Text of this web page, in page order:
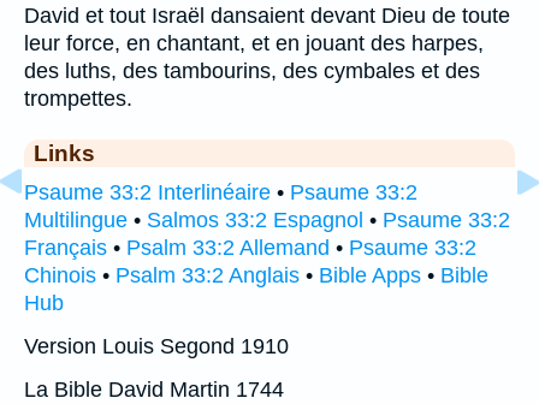
David et tout Israël dansaient devant Dieu de toute
leur force, en chantant, et en jouant des harpes,
des luths, des tambourins, des cymbales et des
trompettes.
Links
Psaume 33:2 Interlinéaire • Psaume 33:2
Multilingue • Salmos 33:2 Espagnol • Psaume 33:2
Français • Psalm 33:2 Allemand • Psaume 33:2
Chinois • Psalm 33:2 Anglais • Bible Apps • Bible
Hub
Version Louis Segond 1910
La Bible David Martin 1744